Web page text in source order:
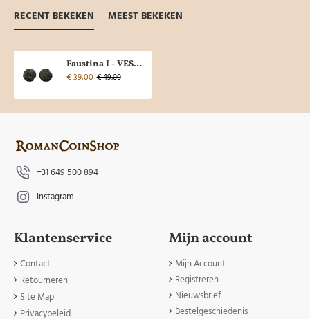
RECENT BEKEKEN MEEST BEKEKEN
Faustina I - VESTA As (S2230)
€ 39,00 € 49,00
+31 649 500 894
Instagram
Klantenservice
Contact
Retourneren
Site Map
Privacybeleid
Mijn account
Mijn Account
Registreren
Nieuwsbrief
Bestelgeschiedenis